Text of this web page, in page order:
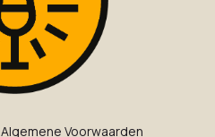
Algemene Voorwaarden